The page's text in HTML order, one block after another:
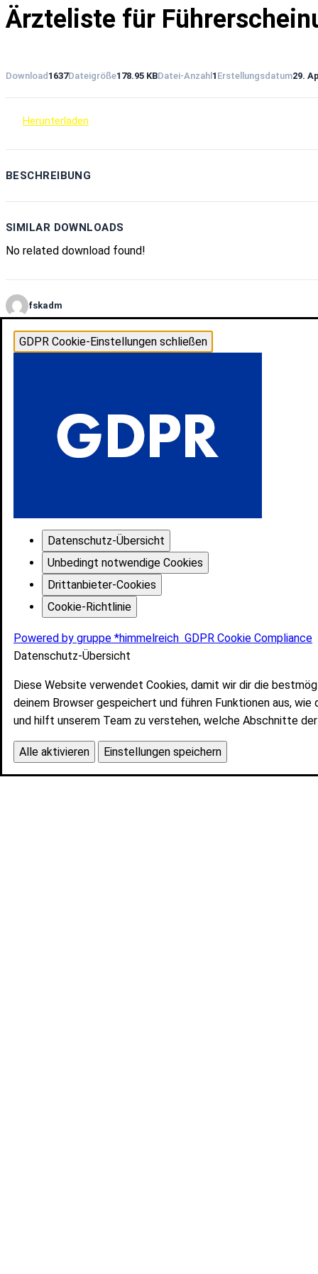
Ärzteliste für
Download 1637Dateigröße178.95 KBDatei-Anzahl 1 Erstellungsdatum29.
Herunterladen
BESCHREIBUNG
SIMILAR DOWNLOADS
No related download found!
fskadm
GDPR Cookie-Einstellungen schließen
Datenschutz-Übersicht
Unbedingt notwendige Cookies
Drittanbieter-Cookies
Cookie-Richtlinie
Powered by gruppe *himmelreich GDPR Cookie Compliance
Datenschutz-Übersicht
Diese Website verwendet Cookies, damit wir dir die
deinem Browser gespeichert und führen Funktionen aus,
und hilft unserem Team zu verstehen, welche Abschnitte
Alle aktivieren Einstellungen speichern